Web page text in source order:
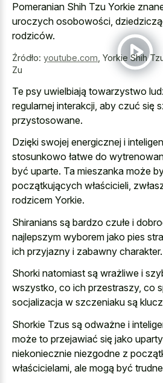
Pomeranian Shih Tzu Yorkie
uroczych osobowości,
rodziców.
Źródło: youtube.com Yorkie Shih
Zu
Te psy uwielbiają towarzystwo
regularnej interakcji, aby czuć się
przystosowane.
Dzięki swojej energicznej i
stosunkowo łatwe do
być uparte. Ta mieszanka może
początkujących właścicieli,
rodzicem Yorkie.
Shiranians są bardzo czułe i
najlepszym wyborem jako pies
ich przyjazny i zabawny charakter.
Shorki natomiast są wrażliwe i
wszystko, co ich przestraszy, co
socjalizacja w szczeniaku są
Shorkie Tzus są odważne i
może to przejawiać się jako
niekoniecznie niezgodne z
właścicielami, ale mogą być